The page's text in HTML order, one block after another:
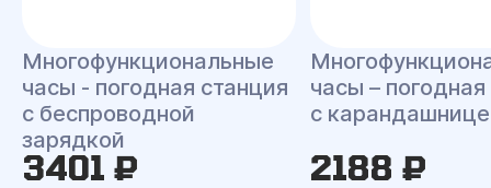
Многофункциональные
часы - погодная станция
с беспроводной
зарядкой
3401 ₽
часы –
с
2188 ₽